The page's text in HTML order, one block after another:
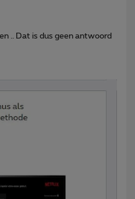
.. Dat is dus geen antwoord